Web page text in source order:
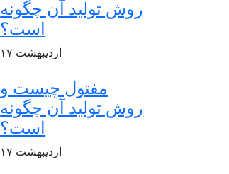
روش تولید آن چگونه
است؟
۱۷ اردیبهشت
مفتول چیست و
روش تولید آن چگونه
است؟
۱۷ اردیبهشت